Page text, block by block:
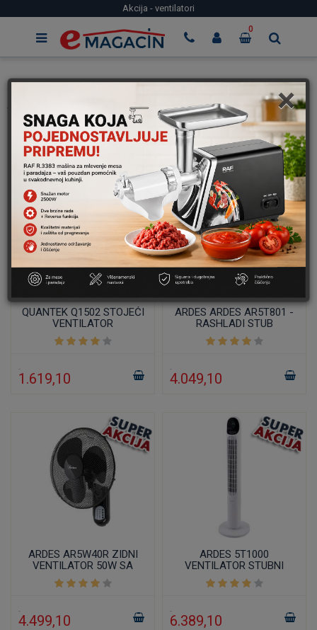
Akcija - ventilatori
0
Akcija - ventilatori
QUANTEK Q1502 STOJEĆI
VENTILATOR
1.619,10
ARDES ARDES AR5T801 -
RASHLADI STUB
4.049,10
ARDES AR5W40R ZIDNI
VENTILATOR 50W SA
DALJINSKIM
UPRAVLJAČEM I
4.499,10
ARDES 5T1000
VENTILATOR STUBNI
DIGITALNI SA DALJINSKIM
100CM
6.389,10
×